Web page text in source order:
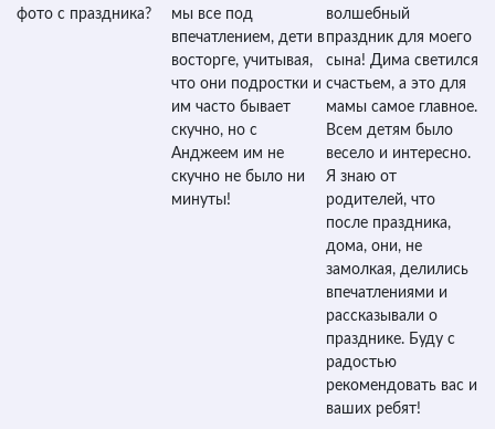
фото с праздника?
мы все под
впечатлением, дети в
восторге, учитывая,
что они подростки и
им часто бывает
скучно, но с
Анджеем им не
скучно не было ни
минуты!
волшебный
праздник для моего
сына! Дима светился
счастьем, а это для
мамы самое главное.
Всем детям было
весело и интересно.
Я знаю от
родителей, что
после праздника,
дома, они, не
замолкая, делились
впечатлениями и
рассказывали о
празднике. Буду с
радостью
рекомендовать вас и
ваших ребят!